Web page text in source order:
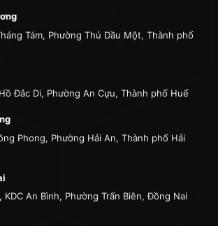
Tám, Phường Thủ Dầu Một, Thành phố
Đắc Di, Phường An Cựu, Thành phố Huế
Phong, Phường Hải An, Thành phố Hải
KDC An Bình, Phường Trấn Biên, Đồng Nai